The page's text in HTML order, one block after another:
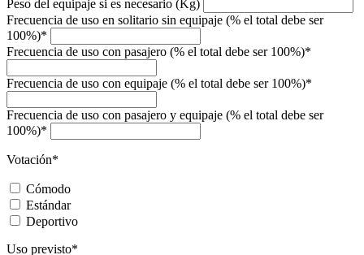
Peso del equipaje si es necesario (Kg)
Frecuencia de uso en solitario sin equipaje (% el total debe ser
100%)*
Frecuencia de uso con pasajero (% el total debe ser 100%)*
Frecuencia de uso con equipaje (% el total debe ser 100%)*
Frecuencia de uso con pasajero y equipaje (% el total debe ser
100%)*
Votación*
Cómodo
Estándar
Deportivo
Uso previsto*